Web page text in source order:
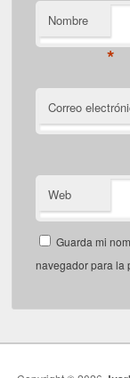
Nombre
*
Correo
Web
Guarda mi
navegador para la